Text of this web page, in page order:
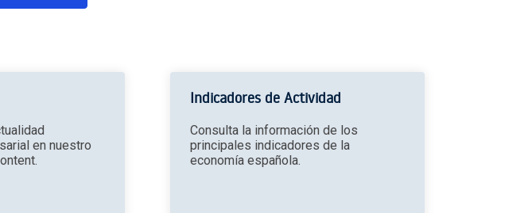
en nuestro
Indicadores de Actividad
Consulta la información de los
principales indicadores de la
economía española.